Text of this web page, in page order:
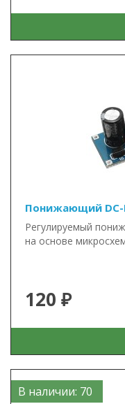
Понижающий DC-
Регулируемый
на основе
120 ₽
В наличии: 70